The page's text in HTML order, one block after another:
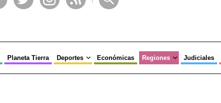
Planeta Tierra Deportes Económicas Regiones Judiciales